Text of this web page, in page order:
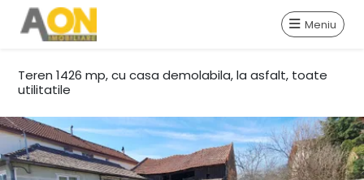
Meniu
Teren 1426 mp, cu casa demolabila, la asfalt, toate
utilitatile